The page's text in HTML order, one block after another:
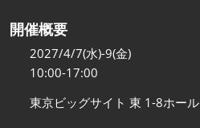
開催概要
2027/4/7(水)-9(金)
10:00-17:00
東京ビッグサイト 東 1-8ホール